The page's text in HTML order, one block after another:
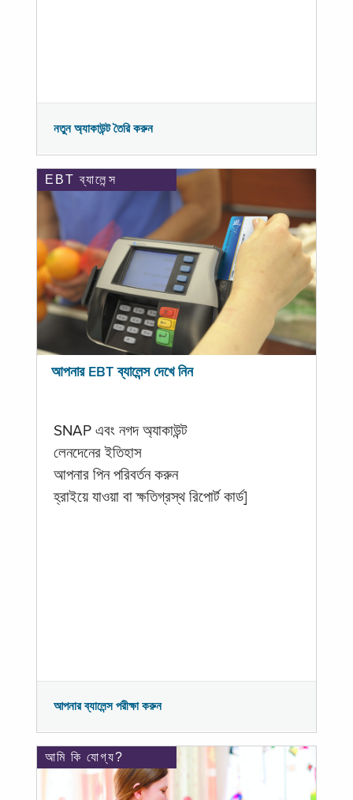
নতুন অ্যাকাউন্ট তৈরি করুন
EBT ব্যালেন্স
আপনার EBT ব্যালেন্স দেখে নিন
SNAP এবং নগদ অ্যাকাউন্ট
লেনদেনের ইতিহাস
আপনার পিন পরিবর্তন করুন
হ্রাইয়ে যাওয়া বা ক্ষতিগ্রস্থ রিপোর্ট কার্ড]
আপনার ব্যালেন্স পরীক্ষা করুন
আমি কি যোগ্য?